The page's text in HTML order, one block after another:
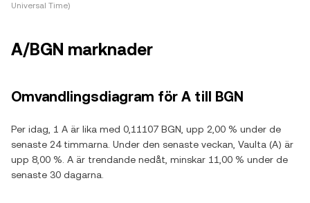
Universal Time)
A/BGN marknader
Omvandlingsdiagram för A till BGN
Per idag, 1 A är lika med 0,11107 BGN, upp 2,00 % under de
senaste 24 timmarna. Under den senaste veckan, Vaulta (A) är
upp 8,00 %. A är trendande nedåt, minskar 11,00 % under de
senaste 30 dagarna.